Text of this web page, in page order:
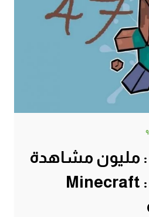
: مليون مشاهدة
!!! #47 | 47# Minecraft :